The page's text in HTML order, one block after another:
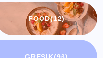
FOOD(12)
GRESIK(96)